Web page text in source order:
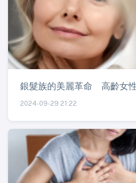
銀髮族的美麗革命 高齡女
2024-09-29 21:22